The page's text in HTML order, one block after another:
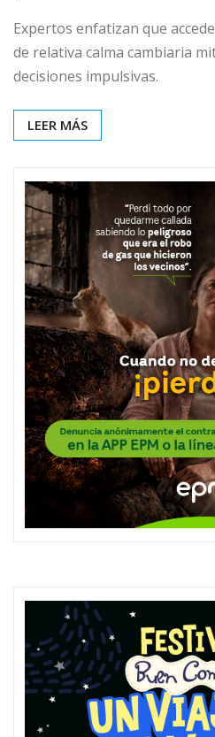
Expertos enfatizan que
de relativa calma cambiaria
decisiones impulsivas.
LEER MÁS